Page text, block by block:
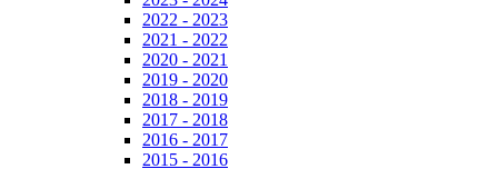
2022 - 2023
2021 - 2022
2020 - 2021
2019 - 2020
2018 - 2019
2017 - 2018
2016 - 2017
2015 - 2016